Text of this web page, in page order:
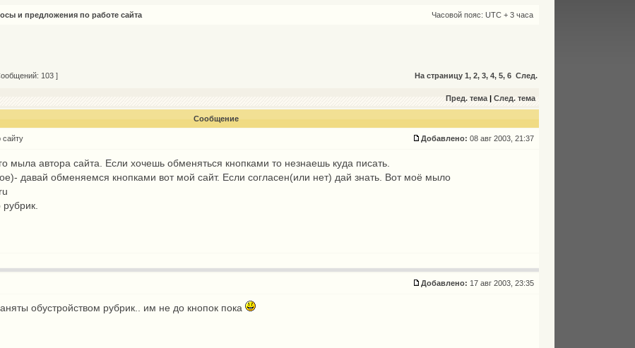
и предложения по работе сайта Часовой пояс: UTC + 3 часа
103 ] На страницу 1,2,3,4,5,6 След.
Пред. тема |След. тема
Сообщение
сайту Добавлено: 08 авг 2003, 21:37
мыла автора сайта. Если хочешь обменяться кнопками то незнаешь куда писать.
давай обменяемся кнопками вотмой сайт. Если согласен(или нет) дай знать. Вот моё мыло
Добавлено: 17 авг 2003, 23:35
обустройством рубрик.. им не до кнопок пока